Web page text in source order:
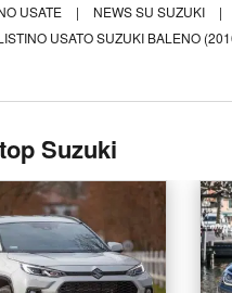
USATE
| NEWS SU SUZUKI |
USATO SUZUKI BALENO
Suzuki